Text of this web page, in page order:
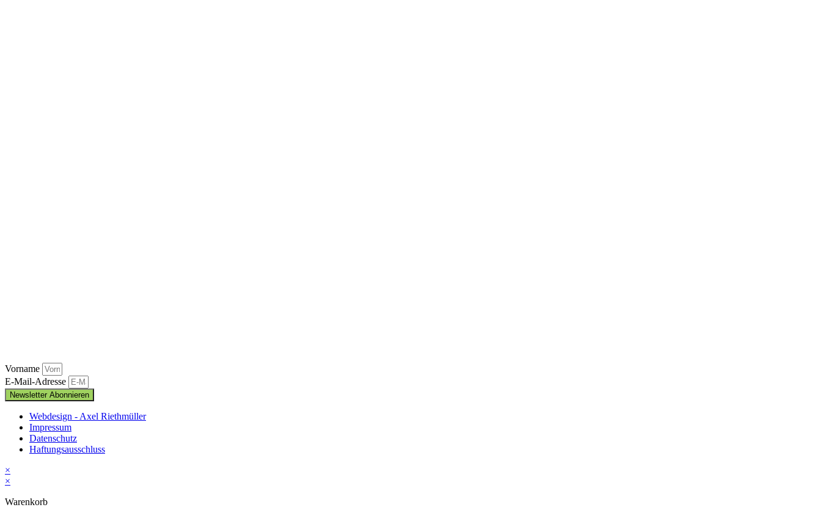
Vorname
E-Mail-Adresse
Newsletter Abonnieren
Webdesign - Axel Riethmüller
Impressum
Datenschutz
Haftungsausschluss
×
×
Warenkorb